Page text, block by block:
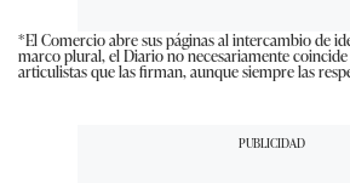
*El Comercio abre sus páginas al intercambio de
marco plural, el Diario no necesariamente
articulistas que las firman, aunque siempre las